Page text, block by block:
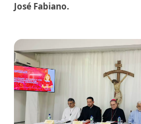
José Fabiano.